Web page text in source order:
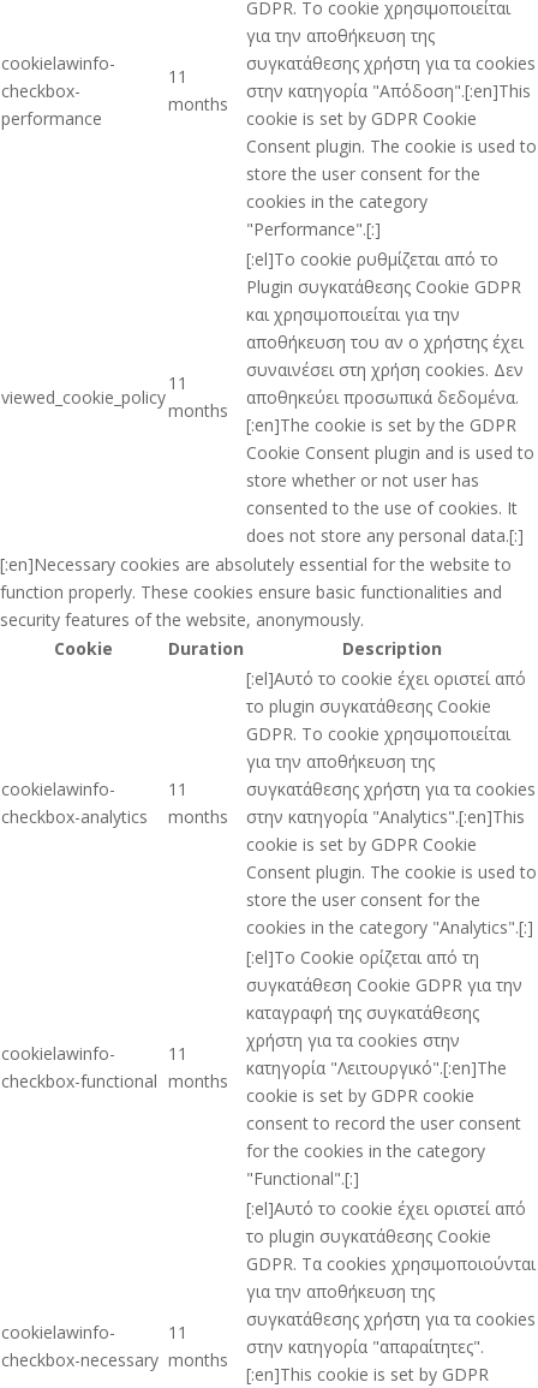
cookielawinfo-
checkbox-
performance
11
months
GDPR. Το cookie χρησιμοποιείται
για την αποθήκευση της
συγκατάθεσης χρήστη για τα cookies
στην κατηγορία "Απόδοση".[:en]This
cookie is set by GDPR Cookie
Consent plugin. The cookie is used to
store the user consent for the
cookies in the category
"Performance".[:]
viewed_cookie_policy
11
months
[:el]Το cookie ρυθμίζεται από το
Plugin συγκατάθεσης Cookie GDPR
και χρησιμοποιείται για την
αποθήκευση του αν ο χρήστης έχει
συναινέσει στη χρήση cookies. Δεν
αποθηκεύει προσωπικά δεδομένα.
[:en]The cookie is set by the GDPR
Cookie Consent plugin and is used to
store whether or not user has
consented to the use of cookies. It
does not store any personal data.[:]
[:en]Necessary cookies are absolutely essential for the website to
function properly. These cookies ensure basic functionalities and
security features of the website, anonymously.
Cookie
Duration Description
cookielawinfo-
checkbox-analytics
11
months
[:el]Αυτό το cookie έχει οριστεί από
το plugin συγκατάθεσης Cookie
GDPR. Το cookie χρησιμοποιείται
για την αποθήκευση της
συγκατάθεσης χρήστη για τα cookies
στην κατηγορία "Analytics".[:en]This
cookie is set by GDPR Cookie
Consent plugin. The cookie is used to
store the user consent for the
cookies in the category "Analytics".[:]
cookielawinfo-
checkbox-functional
11
months
[:el]Το Cookie ορίζεται από τη
συγκατάθεση Cookie GDPR για την
καταγραφή της συγκατάθεσης
χρήστη για τα cookies στην
κατηγορία "Λειτουργικό".[:en]The
cookie is set by GDPR cookie
consent to record the user consent
for the cookies in the category
"Functional".[:]
cookielawinfo-
checkbox-necessary
11
months
[:el]Αυτό το cookie έχει οριστεί από
το plugin συγκατάθεσης Cookie
GDPR. Τα cookies χρησιμοποιούνται
για την αποθήκευση της
συγκατάθεσης χρήστη για τα cookies
στην κατηγορία "απαραίτητες".
[:en]This cookie is set by GDPR